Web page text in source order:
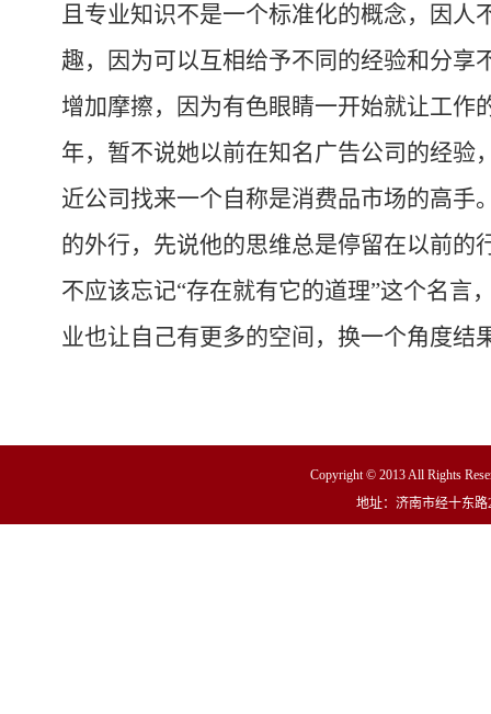
且专业知识不是一个标准化的概念，因
趣，因为可以互相给予不同的经验和分享
增加摩擦，因为有色眼睛一开始就让工作
年，暂不说她以前在知名广告公司的经验
近公司找来一个自称是消费品市场的高手
的外行，先说他的思维总是停留在以前的
不应该忘记“存在就有它的道理”这个名言
业也让自己有更多的空间，换一个角度结
Copyright © 2013 All Rights
地址：济南市经十东路